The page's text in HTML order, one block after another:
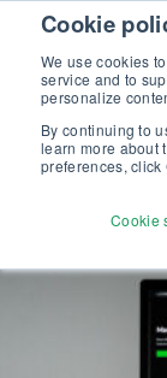
Cookie
We use cookies
service and to
personalize
By continuing to
learn more about
preferences, click
Cookie
Skip to content